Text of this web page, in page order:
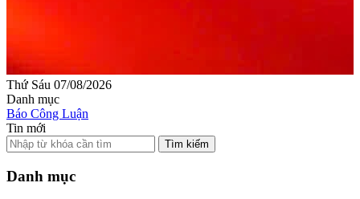
Thứ Sáu 07/08/2026
Danh mục
Báo Công Luận
Tin mới
Tìm kiếm
Danh mục